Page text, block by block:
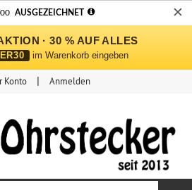
✕
· 30 % AUF ALLES
im Warenkorb eingeben
Konto Anmelden